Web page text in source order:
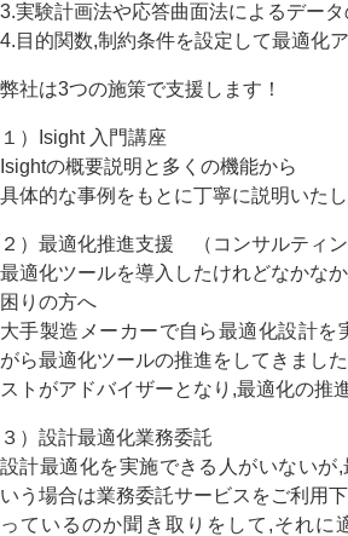
3.実験計画法や応答曲面法によるデー
4.目的関数,制約条件を設定して最適化
弊社は3つの施策で支援します！
１）Isight 入門講座
Isightの概要説明と多くの機能から
具体的な事例をもとに丁寧に説明いたし
２）最適化推進支援 （コンサルティン
最適化ツールを導入したけれどなかな
困りの方へ
大手製造メーカーで自ら最適化設計を
がら最適化ツールの推進をしてきまし
ストがアドバイザーとなり,最適化の推
３）設計最適化業務委託
設計最適化を実施できる人がいないが
いう場合は業務委託サービスをご利用
っているのか聞き取りをして,それに